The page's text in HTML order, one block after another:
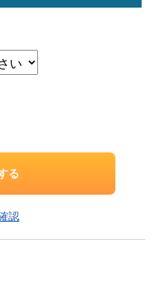
認